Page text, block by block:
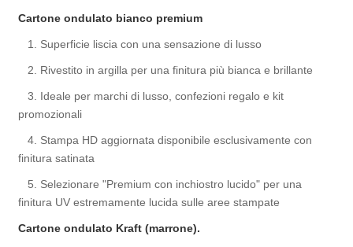
Cartone ondulato bianco premium
1. Superficie liscia con una sensazione di lusso
2. Rivestito in argilla per una finitura più bianca e brillante
3. Ideale per marchi di lusso, confezioni regalo e kit
promozionali
4. Stampa HD aggiornata disponibile esclusivamente con
finitura satinata
5. Selezionare "Premium con inchiostro lucido" per una
finitura UV estremamente lucida sulle aree stampate
Cartone ondulato Kraft (marrone).